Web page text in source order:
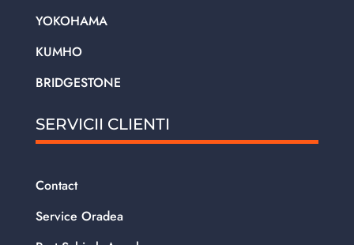
YOKOHAMA
KUMHO
BRIDGESTONE
SERVICII CLIENTI
Contact
Service Oradea